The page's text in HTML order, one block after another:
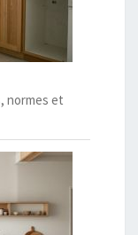
normes et